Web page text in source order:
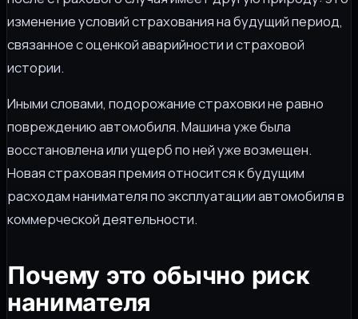
изменение условий страхования на будущий период,
связанное с оценкой аварийности и страховой
истории.
Иными словами, подорожание страховки не равно
повреждению автомобиля. Машина уже была
восстановлена или ущерб по ней уже возмещен.
Новая страховая премия относится к будущим
расходам нанимателя по эксплуатации автомобиля в
коммерческой деятельности.
Почему это обычно риск
нанимателя